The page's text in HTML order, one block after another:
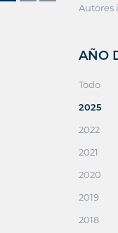
Autores
AÑO
Todo
2025
2022
2021
2020
2019
2018